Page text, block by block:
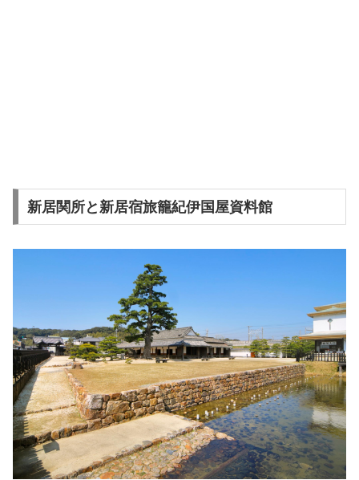
新居関所と新居宿旅籠紀伊国屋資料館